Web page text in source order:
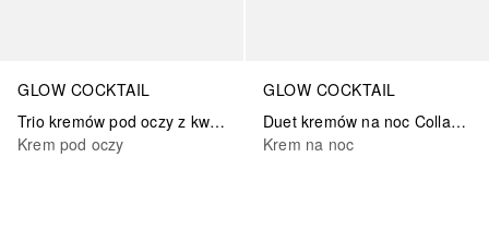
GLOW COCKTAIL
Trio kremów pod oczy z kwasem hialuronowym
Krem pod oczy
GLOW COCKTAIL
Duet kremów na noc Collagen Restore
Krem na noc